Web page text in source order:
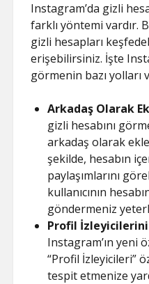
Instagram’da gizli
farklı yöntemi vardır.
gizli hesapları
erişebilirsiniz. İşte
görmenin bazı yolları
Arkadaş Olarak
gizli hesabını
arkadaş olarak
şekilde, hesabın
paylaşımlarını
kullanıcının
göndermeniz
Profil
Instagram’ın yeni
“Profil İzleyicileri”
tespit etmenize